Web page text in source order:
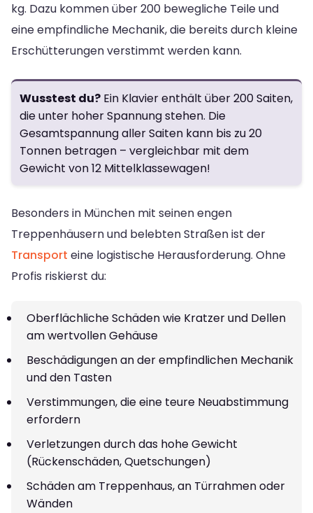
kg. Dazu kommen über 200 bewegliche Teile und
eine empfindliche Mechanik, die bereits durch kleine
Erschütterungen verstimmt werden kann.
Wusstest du? Ein Klavier enthält über 200 Saiten,
die unter hoher Spannung stehen. Die
Gesamtspannung aller Saiten kann bis zu 20
Tonnen betragen – vergleichbar mit dem
Gewicht von 12 Mittelklassewagen!
Besonders in München mit seinen engen
Treppenhäusern und belebten Straßen ist der
Transport eine logistische Herausforderung. Ohne
Profis riskierst du:
Oberflächliche Schäden wie Kratzer und Dellen
am wertvollen Gehäuse
Beschädigungen an der empfindlichen Mechanik
und den Tasten
Verstimmungen, die eine teure Neuabstimmung
erfordern
Verletzungen durch das hohe Gewicht
(Rückenschäden, Quetschungen)
Schäden am Treppenhaus, an Türrahmen oder
Wänden